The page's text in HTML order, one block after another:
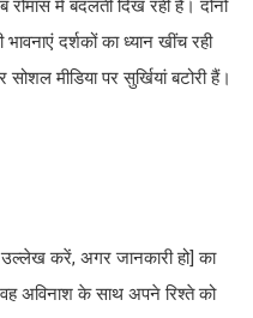
में बदलती दिख रही है। दोनों
दर्शकों का ध्यान खींच रही
मीडिया पर सुर्खियां बटोरी हैं।
करें, अगर जानकारी हो] का
अविनाश के साथ अपने रिश्ते को